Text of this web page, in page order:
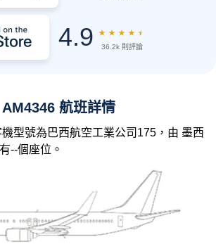
4.9 ★ ★ ★ ★ ★
36.2k 則評論
AM4346 航班詳情
型號為巴西航空工業公司175，由 墨西
--個座位。